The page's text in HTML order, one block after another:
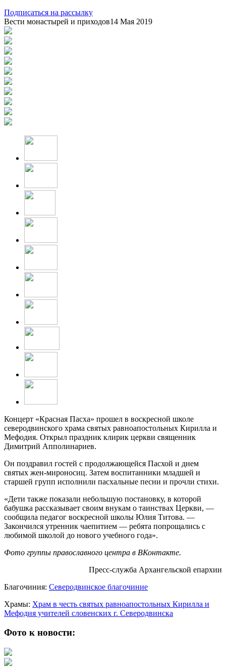
Подписаться на рассылку
Вести монастырей и приходов14 Мая 2019
Концерт «Красная Пасха» прошел в воскресной школе
северодвинского храма святых равноапостольных Кирилла и
Мефодия. Открыл праздник клирик церкви священник
Димитрий Апполинариев.
Он поздравил гостей с продолжающейся Пасхой и днем
святых жен-мироносиц. Затем воспитанники младшей и
старшей групп исполнили пасхальные песни и прочли стихи.
«Дети также показали небольшую постановку, в которой
бабушка рассказывает своим внукам о таинствах Церкви, —
сообщила педагог воскресной школы Юлия Титова. —
Закончился утренник чаепитием — ребята попрощались с
любимой школой до нового учебного года».
Фото группы православного центра в ВКонтакте.
Пресс-служба Архангельской епархии
Благочиния: Северодвинское благочиние
Храмы: Храм в честь святых равноапостольных Кирилла и
Мефодия учителей словенских г. Северодвинска
Фото к новости: